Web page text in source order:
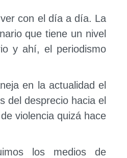
con el día a día. La
que tiene un nivel
y ahí, el periodismo
en la actualidad el
del desprecio hacia el
violencia quizá hace
los medios de